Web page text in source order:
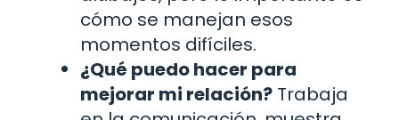
cómo se manejan esos
momentos difíciles.
¿Qué puedo hacer para
mejorar mi relación? Trabaja